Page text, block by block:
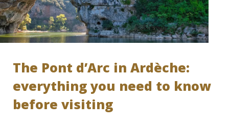
The Pont d’Arc in Ardèche:
everything you need to know
before visiting